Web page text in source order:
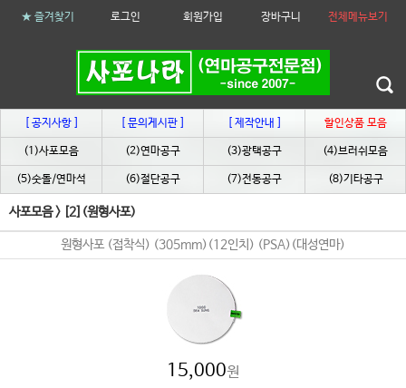
★ 즐겨찾기 로그인 회원가입 장바구니 전체메뉴보기
[ 공지사항 ] [ 문의게시판 ] [ 제작안내 ] 할인상품 모음
(1)사포모음 (2)연마공구 (3)광택공구 (4)브러쉬모음
(5)숫돌/연마석 (6)절단공구 (7)전동공구 (8)기타공구
사포모음> [2](원형사포)
원형사포 (접착식) (305mm)(12인치) (PSA)(대성연마)
15,000원